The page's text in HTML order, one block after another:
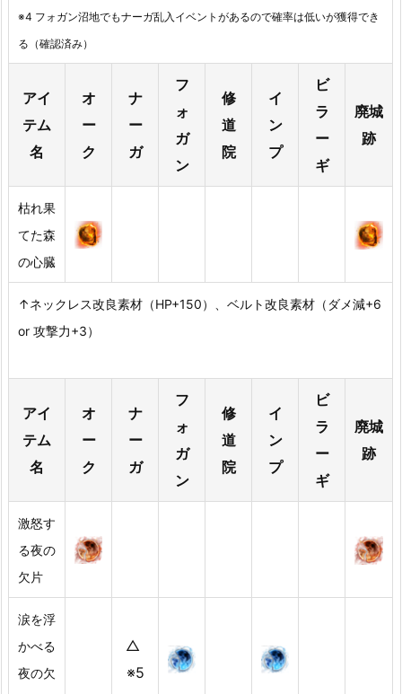
※4 フォガン沼地でもナーガ乱入イベントがあるので確率は低いが獲得でき
る（確認済み）
アイ
テム
名
オ
ー
ク
ナ
ー
ガ
フ
ォ
ガ
ン
修
道
院
イ
ン
プ
ビ
ラ
ー
ギ
廃城
跡
枯れ果
てた森
の心臓
↑ネックレス改良素材（HP+150）、ベルト改良素材（ダメ減+6
or 攻撃力+3）
アイ
テム
名
オ
ー
ク
ナ
ー
ガ
フ
ォ
ガ
ン
修
道
院
イ
ン
プ
ビ
ラ
ー
ギ
廃城
跡
激怒す
る夜の
欠片
涙を浮
かべる
夜の欠
△
※5